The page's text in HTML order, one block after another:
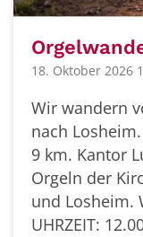
18. Oktober 2026
Wir wandern
nach
9 km. Kantor
Orgeln der
und Losheim.
UHRZEIT: